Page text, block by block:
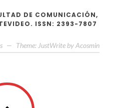
DE COMUNICACIÓN,
ISSN: 2393-7807
— Theme: JustWrite by Acosmin